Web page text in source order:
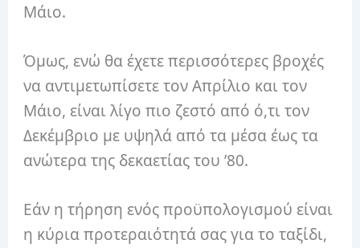
Μάιο.
Όμως, ενώ θα έχετε περισσότερες βροχές
να αντιμετωπίσετε τον Απρίλιο και τον
Μάιο, είναι λίγο πιο ζεστό από ό,τι τον
Δεκέμβριο με υψηλά από τα μέσα έως τα
ανώτερα της δεκαετίας του ’80.
Εάν η τήρηση ενός προϋπολογισμού είναι
η κύρια προτεραιότητά σας για το ταξίδι,